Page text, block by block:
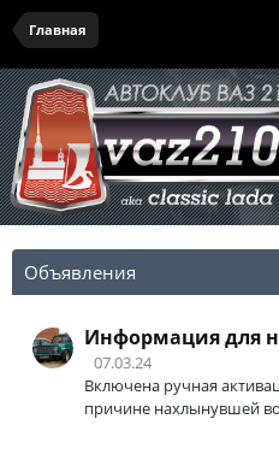
Главная
Объявления
Информация для
07.03.24
Включена ручная
причине нахлынувшей